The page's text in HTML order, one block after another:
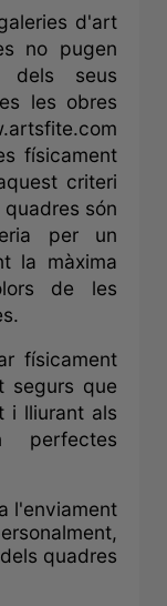
d'art
no pugen
dels seus
les obres
físicament
criteri
són
per un
la màxima
de les
físicament
segurs que
i lliurant als
perfectes
l'enviament
quadres